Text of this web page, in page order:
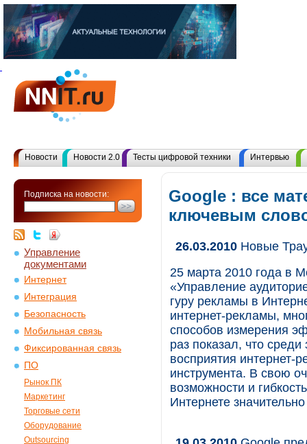
Новости Новости 2.0 Тесты цифровой техники Интервью
Подписка на новости:
Управление
документами
Интернет
Интеграция
Безопасность
Мобильная связь
Фиксированная связь
ПО
Рынок ПК
Маркетинг
Торговые сети
Оборудование
Outsourcing
Google : все
ключевым
26.03.2010 Новые
25 марта 2010 года в
«Управление
гуру рекламы в
интернет-рекламы,
способов измерения
раз показал, что
восприятия интернет-
инструмента. В свою
возможности и
Интернете